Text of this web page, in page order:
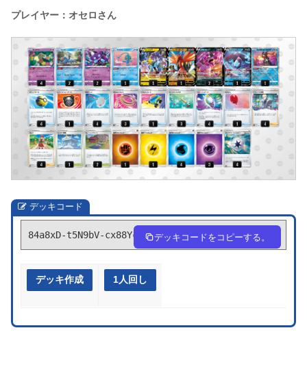
プレイヤー：オセロさん
デッキコード
84a8xD-t5N9bV-cx88Yc デッキコードをコピーする。
デッキ作成 1人回し